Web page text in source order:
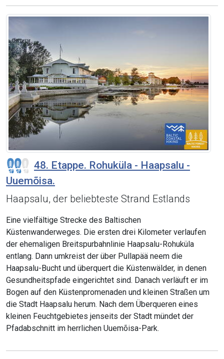
48. Etappe. Rohuküla - Haapsalu -
Uuemõisa.
Haapsalu, der beliebteste Strand Estlands
Eine vielfältige Strecke des Baltischen
Küstenwanderweges. Die ersten drei Kilometer verlaufen
der ehemaligen Breitspurbahnlinie Haapsalu-Rohuküla
entlang. Dann umkreist der über Pullapää neem die
Haapsalu-Bucht und überquert die Küstenwälder, in denen
Gesundheitspfade eingerichtet sind. Danach verläuft er im
Bogen auf den Küstenpromenaden und kleinen Straßen um
die Stadt Haapsalu herum. Nach dem Überqueren eines
kleinen Feuchtgebietes jenseits der Stadt mündet der
Pfadabschnitt im herrlichen Uuemõisa-Park.